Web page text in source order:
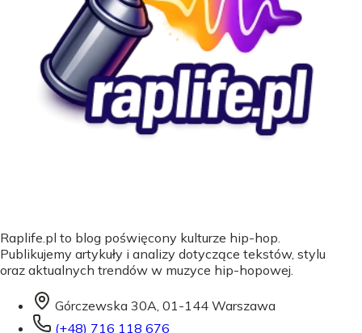
Raplife.pl to blog poświęcony kulturze hip-hop.
Publikujemy artykuły i analizy dotyczące tekstów, stylu
oraz aktualnych trendów w muzyce hip-hopowej.
Górczewska 30A, 01-144 Warszawa
(+48) 716 118 676